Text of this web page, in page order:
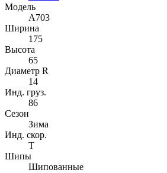
Модель
A703
Ширина
175
Высота
65
Диаметр R
14
Инд. груз.
86
Сезон
Зима
Инд. скор.
T
Шипы
Шипованные